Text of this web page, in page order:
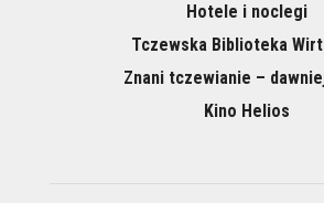
Hotele i noclegi
Tczewska Biblioteka
Znani tczewianie –
Kino Helios